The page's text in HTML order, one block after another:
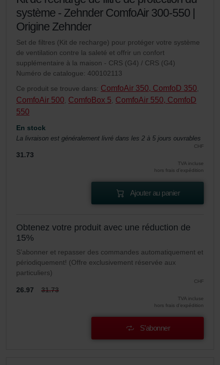
système - Zehnder ComfoAir 300-550 |
Origine Zehnder
Set de filtres (Kit de recharge) pour protéger votre système
de ventilation contre la saleté et offrir un confort
supplémentaire à la maison - CRS (G4) / CRS (G4)
Numéro de catalogue: 400102113
Ce produit se trouve dans: ComfoAir 350, ComfoD 350,
ComfoAir 500, ComfoBox 5, ComfoAir 550, ComfoD
550
En stock
La livraison est généralement livré dans les 2 à 5 jours ouvrables
CHF
31.73
TVA incluse
hors frais d’expédition
Ajouter au panier
Obtenez votre produit avec une réduction de
15%
S’abonner et repasser des commandes automatiquement et
périodiquement! (Offre exclusivement réservée aux
particuliers)
CHF
26.97 31.73
TVA incluse
hors frais d’expédition
S’abonner